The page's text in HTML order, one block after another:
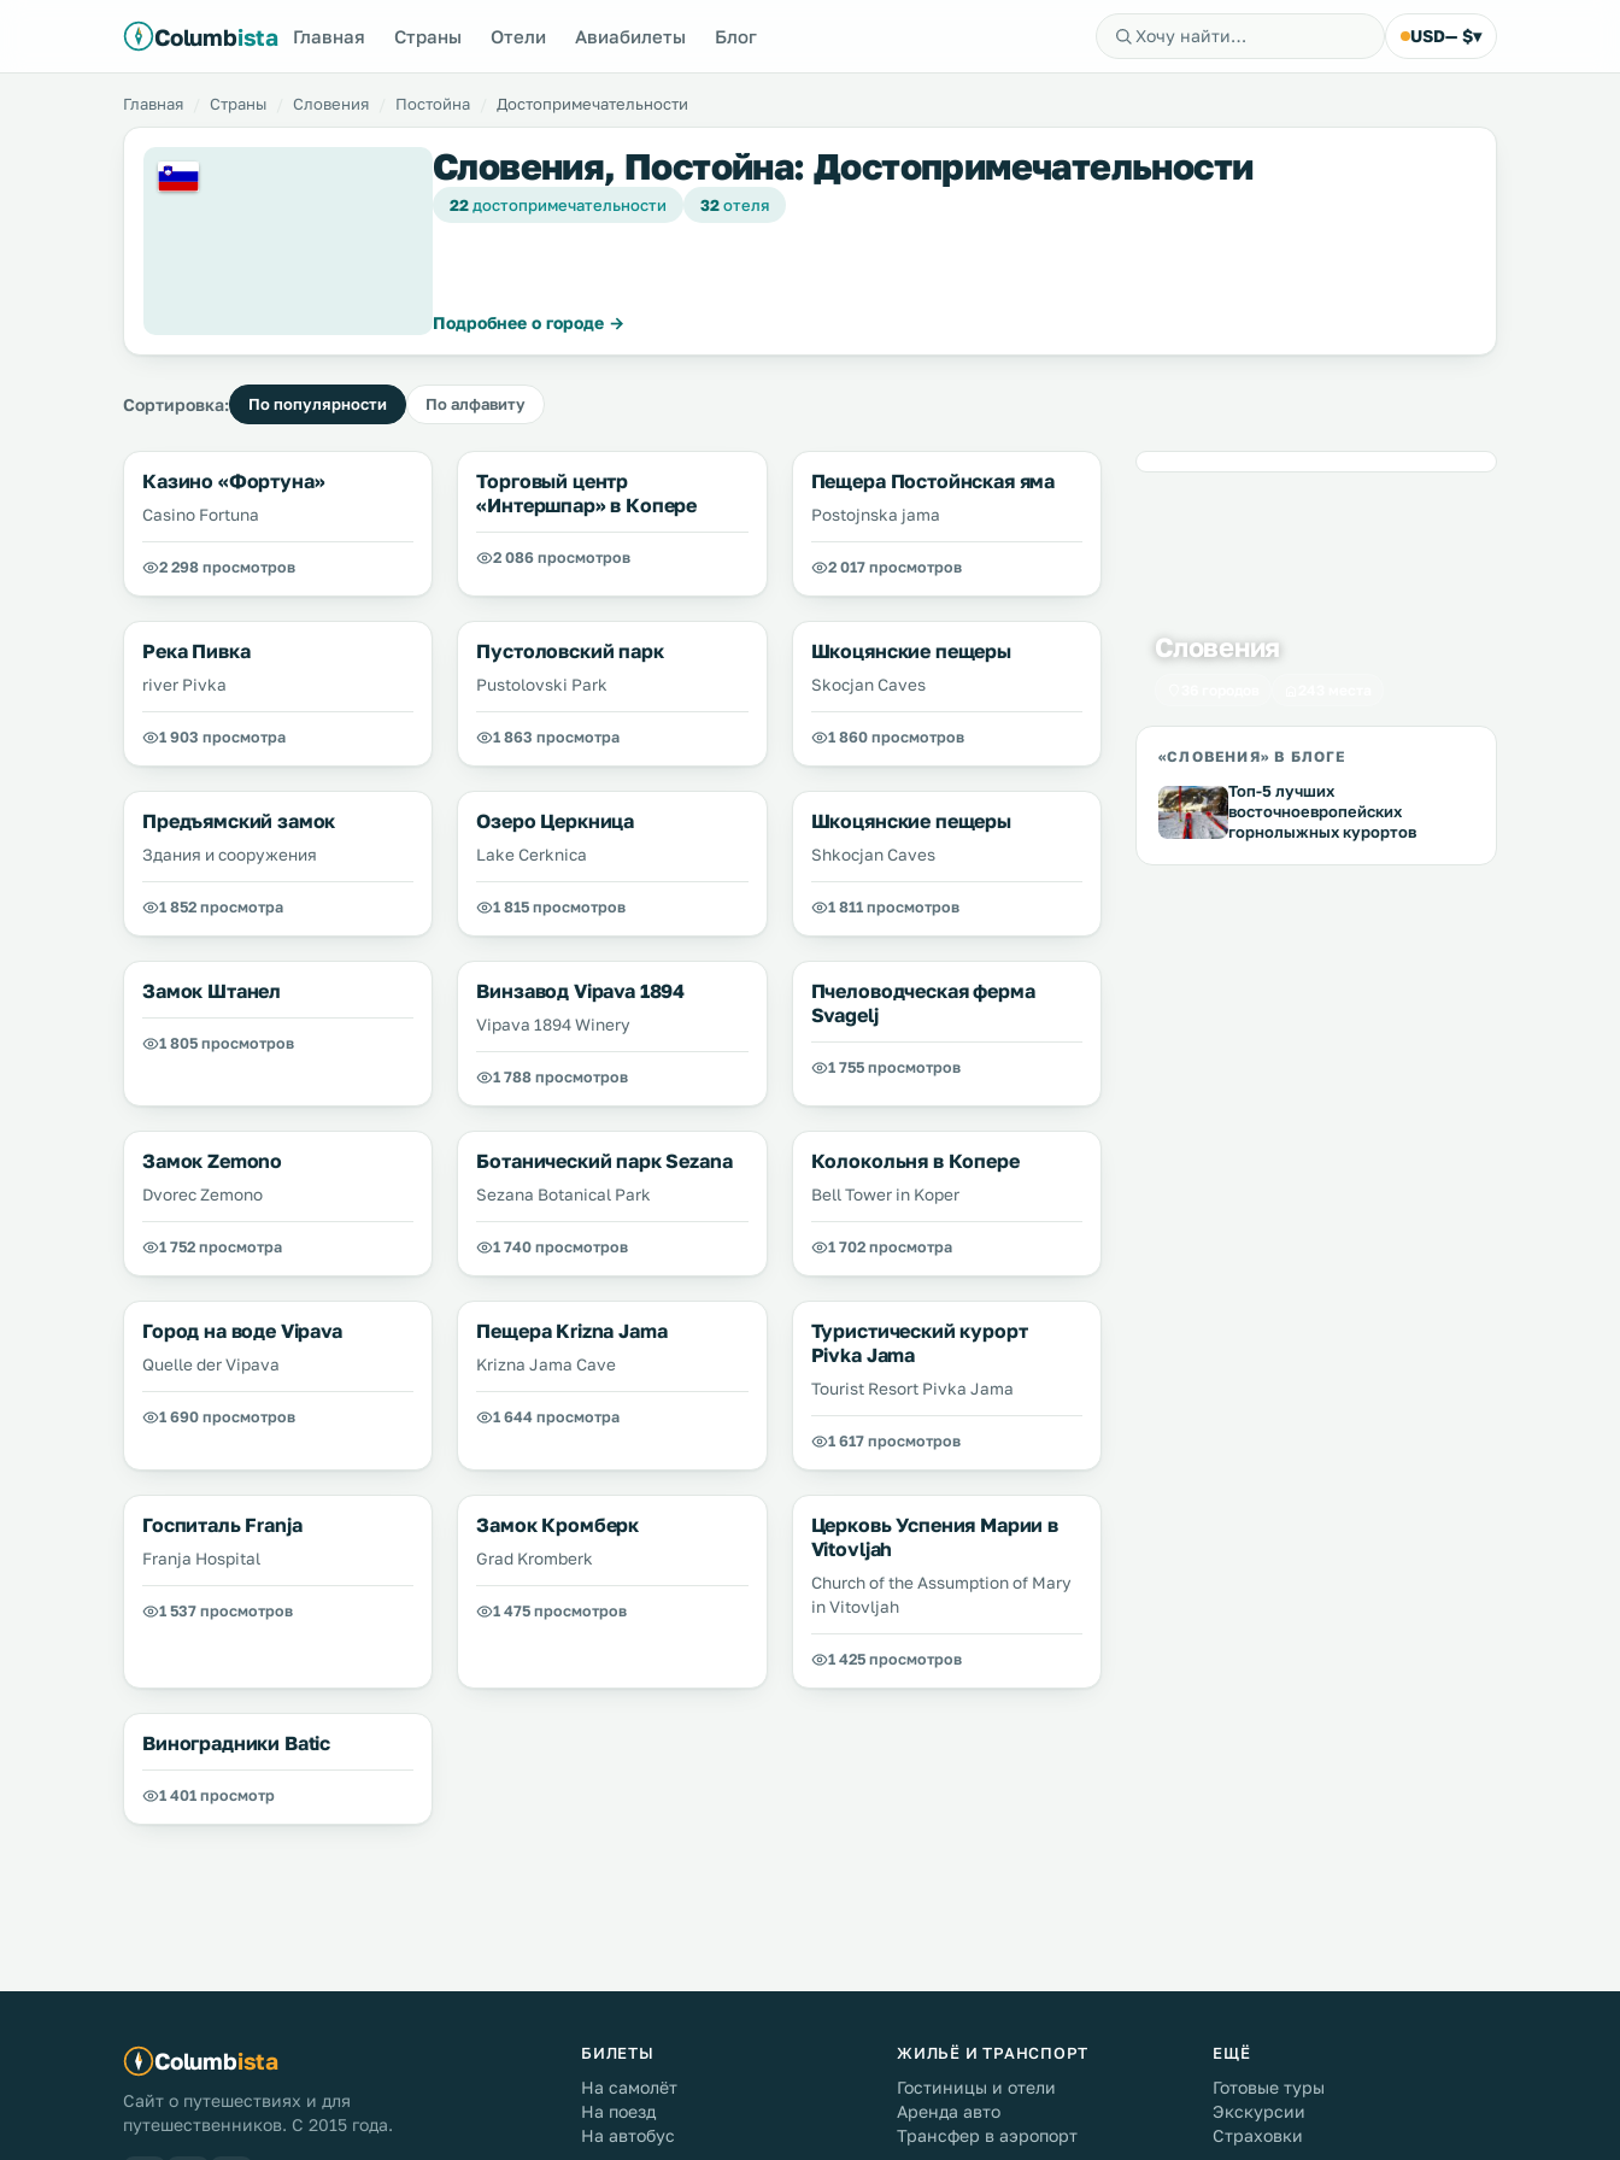
Columbista Главная Страны Отели Авиабилеты Блог USD— $▾
Главная Страны Словения Постойна Достопримечательности
Словения, Постойна: Достопримечательности
22достопримечательности 32отеля
Подробнее о городе →
Сортировка: По популярности По алфавиту
Казино «Фортуна»
Casino Fortuna
2 298 просмотров
Торговый центр
«Интершпар» в Копере
2 086 просмотров
Пещера Постойнская яма
Postojnska jama
2 017 просмотров
Река Пивка
river Pivka
1 903 просмотра
Пустоловский парк
Pustolovski Park
1 863 просмотра
Шкоцянские пещеры
Skocjan Caves
1 860 просмотров
Предъямский замок
Здания и сооружения
1 852 просмотра
Озеро Церкница
Lake Cerknica
1 815 просмотров
Шкоцянские пещеры
Shkocjan Caves
1 811 просмотров
Замок Штанел
1 805 просмотров
Винзавод Vipava 1894
Vipava 1894 Winery
1 788 просмотров
Пчеловодческая ферма
Svagelj
1 755 просмотров
Замок Zemono
Dvorec Zemono
1 752 просмотра
Ботанический парк Sezana
Sezana Botanical Park
1 740 просмотров
Колокольня в Копере
Bell Tower in Koper
1 702 просмотра
Город на воде Vipava
Quelle der Vipava
1 690 просмотров
Пещера Krizna Jama
Krizna Jama Cave
1 644 просмотра
Туристический курорт
Pivka Jama
Tourist Resort Pivka Jama
1 617 просмотров
Госпиталь Franja
Franja Hospital
1 537 просмотров
Замок Кромберк
Grad Kromberk
1 475 просмотров
Церковь Успения Марии в
Vitovljah
Church of the Assumption of Mary
in Vitovljah
1 425 просмотров
Виноградники Batiс
1 401 просмотр
Словения
«СЛОВЕНИЯ» В БЛОГЕ
Топ-5 лучших
восточноевропейских
горнолыжных курортов
Columbista
Сайт о путешествиях и для
путешественников. С 2015 года.
БИЛЕТЫ
На самолёт
На поезд
На автобус
ЖИЛЬЁ И ТРАНСПОРТ
Гостиницы и отели
Аренда авто
Трансфер в аэропорт
ЕЩЁ
Готовые туры
Экскурсии
Страховки